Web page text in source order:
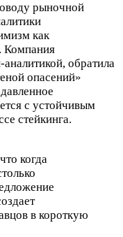
рыночной
как
Компания
обратила
опасений»
с устойчивым
стейкинга.
когда
в короткую